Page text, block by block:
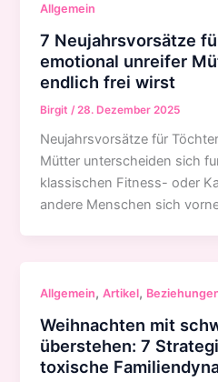
Allgemein
7 Neujahrsvorsätze
emotional unreifer
endlich frei wirst
Birgit /28. Dezember 2025
Neujahrsvorsätze für
Mütter unterscheiden sich
klassischen Fitness- oder
andere Menschen sich
Allgemein,Artikel,
Weihnachten mit
überstehen: 7
toxische